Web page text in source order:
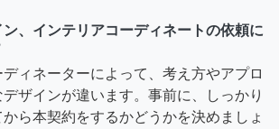
、インテリアコーディネートの依頼に
ィネーターによって、考え方やアプロ
ザインが違います。事前に、しっかり
ら本契約をするかどうかを決めましょ